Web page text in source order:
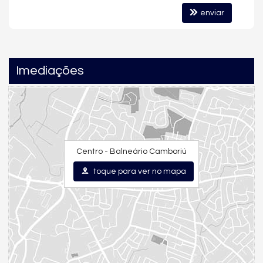
🛥️ Acesso direto ao mar por canal navegável
🛎️ Serviços e áreas comuns com acabamento premium
🔐 Segurança e controle de acesso 24h
A marina é um dos maiores diferenciais do empreendimento,
permitindo que o morador saia diretamente do seu
apartamento para sua embarcação, transformando o imóvel
em uma verdadeiraextensão do estilo de vida náutico.
O heliponto agrega ainda mais exclusividade, conectando o
morador rapidamente a aeroportos, propriedades rurais,
centros empresariais e destinos turísticos.
O Marina Beach Towers é considerado um dos
empreendimentos mais completos e desejados para quem
busca:
✔️ Imóvel patrimonial
✔️ Estilo de vida premium
✔️ Diferencial real de mercado
enviar
Imediações
Centro - Balneário Camboriú
toque para ver no mapa